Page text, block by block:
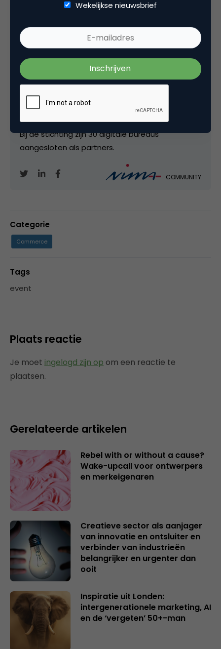
zichtbaarheid - en uiteindelijk een succesvollere
business. Daarnaast is Bert oprichter en
allerbeste digitale werk van Nederlandse
ontwerpers en bureaus heeft daarmee een
podium in binnen- en buitenland. Zij delen het
beste werk via social media, pers en events - en
vertellen over de designmentaliteit daarachter.
Bij de stichting zijn 30 digitale bureaus
aangesloten als partners.
COMMUNITY
Categorie
Commerce
Tags
event
Plaats reactie
Je moet ingelogd zijn op om een reactie te
plaatsen.
Gerelateerde artikelen
Rebel with or without a cause?
Wake-upcall voor ontwerpers
en merkeigenaren
Creatieve sector als aanjager
van innovatie en ontsluiter en
verbinder van industrieën
belangrijker en urgenter dan
ooit
Inspiratie uit Londen:
intergenerationele marketing, AI
en de ‘vergeten’ 50+-man
Wekelijkse nieuwsbrief